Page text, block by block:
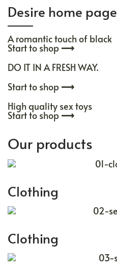
Desire home page
A romantic touch of black
Start to shop ⟶
DO IT IN A FRESH WAY.
Start to shop ⟶
High quality sex toys
Start to shop ⟶
Our products
Clothing
Clothing